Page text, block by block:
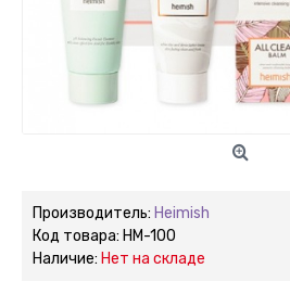
Производитель: Heimish
Код товара: HM-100
Наличие: Нет на складе